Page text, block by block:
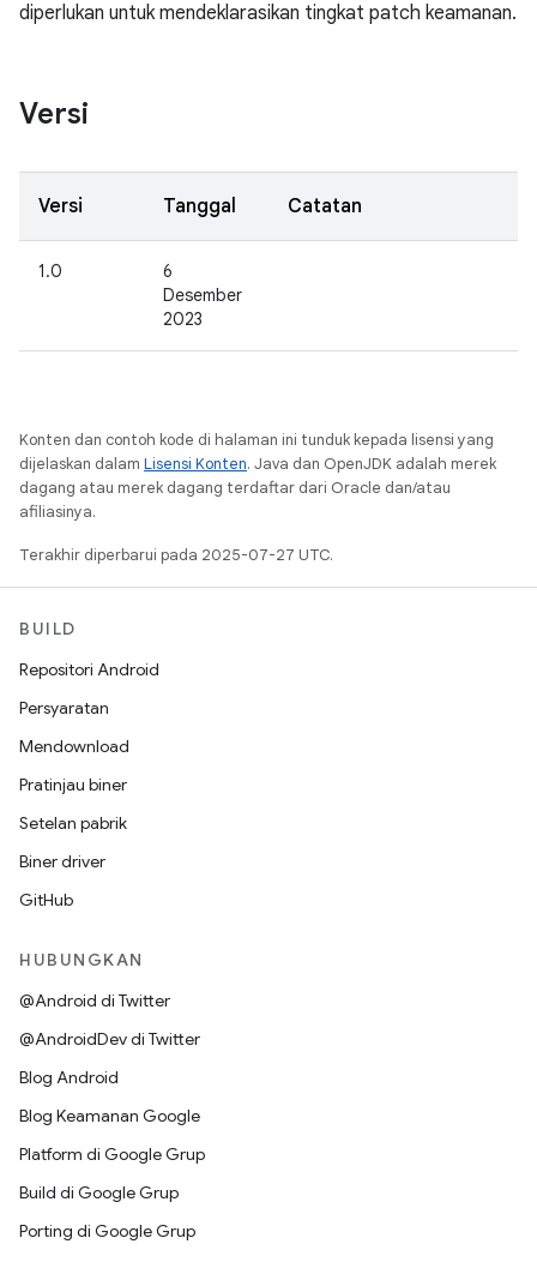
diperlukan untuk mendeklarasikan tingkat patch keamanan.
Versi
Versi Tanggal Catatan
1.0
6
Desember
2023
Konten dan contoh kode di halaman ini tunduk kepada lisensi yang
dijelaskan dalam Lisensi Konten. Java dan OpenJDK adalah merek
dagang atau merek dagang terdaftar dari Oracle dan/atau
afiliasinya.
Terakhir diperbarui pada 2025-07-27 UTC.
BUILD
Repositori Android
Persyaratan
Mendownload
Pratinjau biner
Setelan pabrik
Biner driver
GitHub
HUBUNGKAN
@Android di Twitter
@AndroidDev di Twitter
Blog Android
Blog Keamanan Google
Platform di Google Grup
Build di Google Grup
Porting di Google Grup